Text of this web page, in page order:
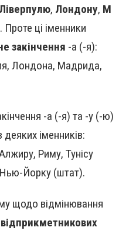
Ліверпулю, Лондону, М
. Проте ці іменники
закінчення -а (-я):
Лондона, Мадрида,
-а (-я) та -у (-ю)
іменників:
Риму, Тунісу
Йорку (штат).
щодо відмінювання
відприкметникових